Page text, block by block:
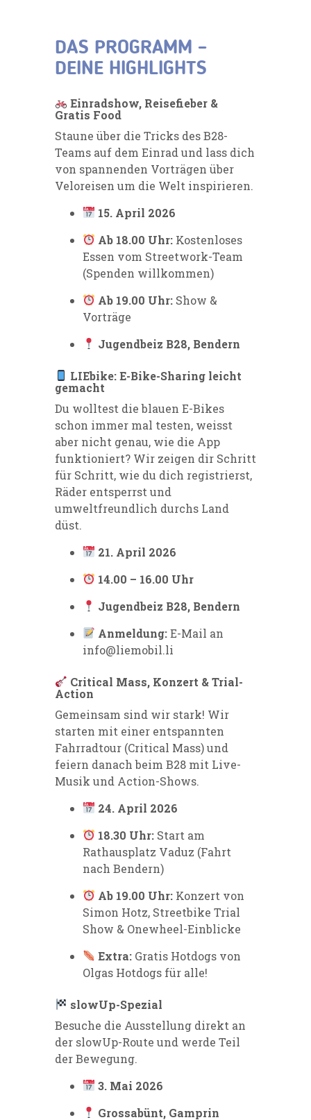
DAS PROGRAMM –
DEINE HIGHLIGHTS
Einradshow, Reisefieber &
Gratis Food
Staune über die Tricks des B28-
Teams auf dem Einrad und lass dich
von spannenden Vorträgen über
Veloreisen um die Welt inspirieren.
15. April 2026
Ab 18.00 Uhr: Kostenloses
Essen vom Streetwork-Team
(Spenden willkommen)
Ab 19.00 Uhr: Show &
Vorträge
Jugendbeiz B28, Bendern
LIEbike: E-Bike-Sharing leicht
gemacht
Du wolltest die blauen E-Bikes
schon immer mal testen, weisst
aber nicht genau, wie die App
funktioniert? Wir zeigen dir Schritt
für Schritt, wie du dich registrierst,
Räder entsperrst und
umweltfreundlich durchs Land
düst.
21. April 2026
14.00 – 16.00 Uhr
Jugendbeiz B28, Bendern
Anmeldung:E-Mail an
info@liemobil.li
Critical Mass, Konzert & Trial-
Action
Gemeinsam sind wir stark! Wir
starten mit einer entspannten
Fahrradtour (Critical Mass) und
feiern danach beim B28 mit Live-
Musik und Action-Shows.
24. April 2026
18.30 Uhr: Start am
Rathausplatz Vaduz (Fahrt
nach Bendern)
Ab 19.00 Uhr: Konzert von
Simon Hotz, Streetbike Trial
Show & Onewheel-Einblicke
Extra: Gratis Hotdogs von
Olgas Hotdogs für alle!
slowUp-Spezial
Besuche die Ausstellung direkt an
der slowUp-Route und werde Teil
der Bewegung.
3. Mai 2026
Grossabünt, Gamprin